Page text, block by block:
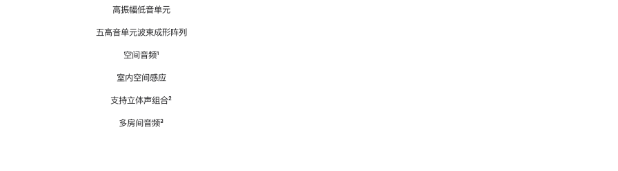
高振幅低音单元
五高音单元波束成形阵列
空间音频脚
¹
室内空间感应
支持立体声组合脚
²
多房间音频脚
³